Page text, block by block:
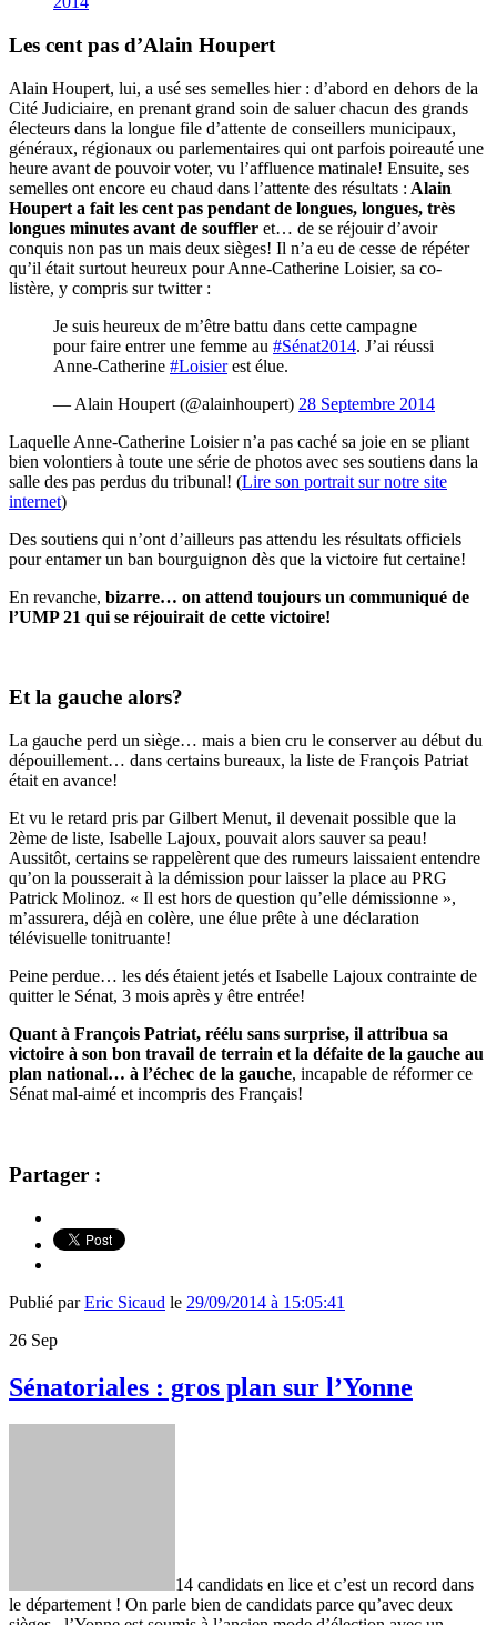
Les cent pas d’Alain Houpert
Alain Houpert, lui, a usé ses semelles hier : d’abord en dehors de la
Cité Judiciaire, en prenant grand soin de saluer chacun des grands
électeurs dans la longue file d’attente de conseillers municipaux,
généraux, régionaux ou parlementaires qui ont parfois poireauté une
heure avant de pouvoir voter, vu l’affluence matinale! Ensuite, ses
semelles ont encore eu chaud dans l’attente des résultats : Alain
Houpert a fait les cent pas pendant de longues, longues, très
longues minutes avant de souffler et… de se réjouir d’avoir
conquis non pas un mais deux sièges! Il n’a eu de cesse de répéter
qu’il était surtout heureux pour Anne-Catherine Loisier, sa co-
listère, y compris sur twitter :
Je suis heureux de m’être battu dans cette campagne
pour faire entrer une femme au #Sénat2014. J’ai réussi
Anne-Catherine #Loisierest élue.
— Alain Houpert (@alainhoupert) 28 Septembre 2014
Laquelle Anne-Catherine Loisier n’a pas caché sa joie en se pliant
bien volontiers à toute une série de photos avec ses soutiens dans la
salle des pas perdus du tribunal! (Lire son portrait sur notre site
internet)
Des soutiens qui n’ont d’ailleurs pas attendu les résultats officiels
pour entamer un ban bourguignon dès que la victoire fut certaine!
En revanche, bizarre… on attend toujours un communiqué de
l’UMP 21 qui se réjouirait de cette victoire!
Et la gauche alors?
La gauche perd un siège… mais a bien cru le conserver au début du
dépouillement… dans certains bureaux, la liste de François Patriat
était en avance!
Et vu le retard pris par Gilbert Menut, il devenait possible que la
2ème de liste, Isabelle Lajoux, pouvait alors sauver sa peau!
Aussitôt, certains se rappelèrent que des rumeurs laissaient entendre
qu’on la pousserait à la démission pour laisser la place au PRG
Patrick Molinoz. « Il est hors de question qu’elle démissionne »,
m’assurera, déjà en colère, une élue prête à une déclaration
télévisuelle tonitruante!
Peine perdue… les dés étaient jetés et Isabelle Lajoux contrainte de
quitter le Sénat, 3 mois après y être entrée!
Quant à François Patriat, réélu sans surprise, il attribua sa
victoire à son bon travail de terrain et la défaite de la gauche au
plan national… à l’échec de la gauche, incapable de réformer ce
Sénat mal-aimé et incompris des Français!
Partager :
Publié parEric Sicaud le 29/09/2014 à 15:05:41
26 Sep
Sénatoriales : gros plan sur l’Yonne
14 candidats en lice et c’est un record dans
le département ! On parle bien de candidats parce qu’avec deux